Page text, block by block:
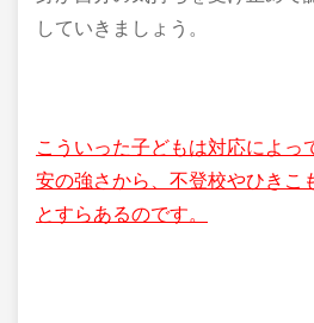
していきましょう。
こういった子どもは対応によっ
安の強さから、不登校やひきこ
とすらあるのです。